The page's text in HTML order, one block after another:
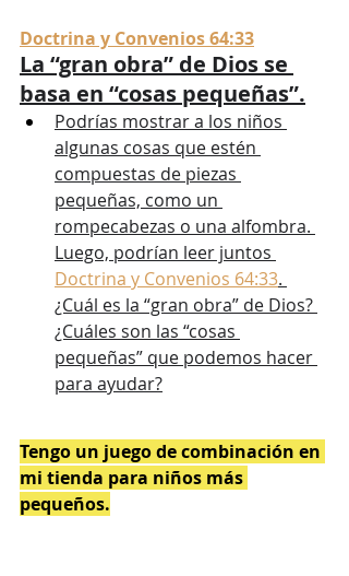
Doctrina y Convenios 64:33
La “gran obra” de Dios se
basa en “cosas pequeñas”.
Podrías mostrar a los niños
algunas cosas que estén
compuestas de piezas
pequeñas, como un
rompecabezas o una alfombra.
Luego, podrían leer juntos
Doctrina y Convenios 64:33.
¿Cuál es la “gran obra” de Dios?
¿Cuáles son las “cosas
pequeñas” que podemos hacer
para ayudar?
Tengo un juego de combinación en
mi tienda para niños más
pequeños.